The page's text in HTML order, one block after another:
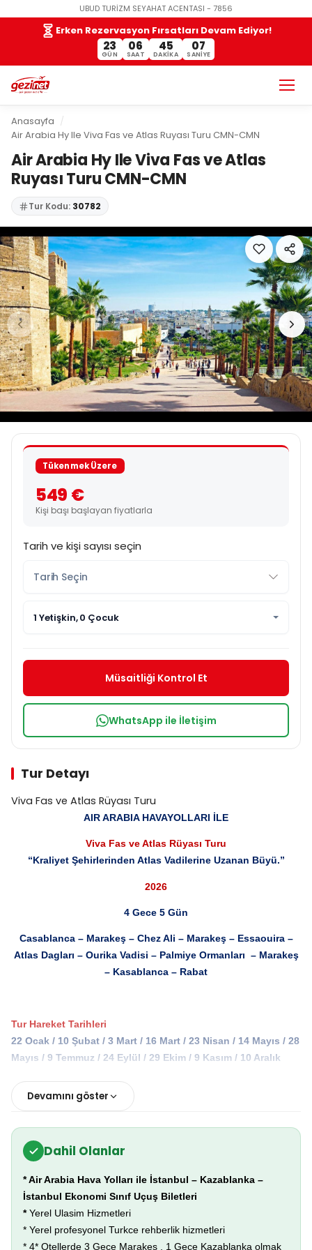
UBUD TURİZM SEYAHAT ACENTASI - 7856
Erken Rezervasyon Fırsatları Devam Ediyor!
23
GÜN
06
SAAT
45
DAKIKA
06
SANIYE
Anasayfa
Air Arabia Hy Ile Viva Fas ve Atlas Ruyası Turu CMN-CMN
Air Arabia Hy Ile Viva Fas ve Atlas
Ruyası Turu CMN-CMN
Tur Kodu: 30782
Tur Detayı
Viva Fas ve Atlas Rüyası Turu
AIR ARABIA HAVAYOLLARI İLE
Viva Fas ve Atlas Rüyası Turu
“Kraliyet Şehirlerinden Atlas Vadilerine Uzanan Büyü.”
2026
4 Gece 5 Gün
Casablanca – Marakeş – Chez Ali – Marakeş – Essaouira –
Atlas Dagları – Ourika Vadisi – Palmiye Ormanları – Marakeş
– Kasablanca – Rabat
Tur Hareket Tarihleri
22 Ocak / 10 Şubat / 3 Mart / 16 Mart / 23 Nisan / 14 Mayıs / 28
Mayıs / 9 Temmuz / 24 Eylül / 29 Ekim / 9 Kasım / 10 Aralık
Tur Programı:
1.Gün İSTANBUL
Sabiha Gökçen Havalimanı dış hatlar gidiş terminalinde uçuştan
buluşuyoruz.
2.Gün KASABLANCA – MARAKEŞ – MAJORELLE BAHÇESİ–
Devamını göster
Dahil Olanlar
* Air Arabia Hava Yolları ile İstanbul – Kazablanka –
İstanbul Ekonomi Sınıf Uçuş Biletleri
*Yerel Ulasim Hizmetleri
* Yerel profesyonel Turkce rehberlik hizmetleri
* 4* Otellerde 3 Gece Marakeş , 1 Gece Kazablanka olmak
Tükenmek Üzere
549 €
Kişi başı başlayan fiyatlarla
Tarih ve kişi sayısı seçin
1 Yetişkin, 0 Çocuk
Müsaitliği Kontrol Et
WhatsApp ile İletişim